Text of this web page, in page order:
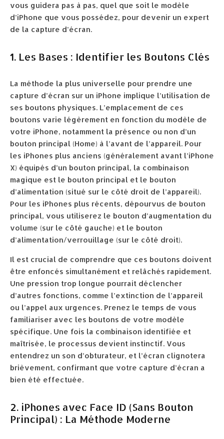
vous guidera pas à pas, quel que soit le modèle
d’iPhone que vous possédez, pour devenir un expert
de la capture d’écran.
1. Les Bases : Identifier les Boutons Clés
La méthode la plus universelle pour prendre une
capture d’écran sur un iPhone implique l’utilisation de
ses boutons physiques. L’emplacement de ces
boutons varie légèrement en fonction du modèle de
votre iPhone, notamment la présence ou non d’un
bouton principal (Home) à l’avant de l’appareil. Pour
les iPhones plus anciens (généralement avant l’iPhone
X) équipés d’un bouton principal, la combinaison
magique est le bouton principal et le bouton
d’alimentation (situé sur le côté droit de l’appareil).
Pour les iPhones plus récents, dépourvus de bouton
principal, vous utiliserez le bouton d’augmentation du
volume (sur le côté gauche) et le bouton
d’alimentation/verrouillage (sur le côté droit).
Il est crucial de comprendre que ces boutons doivent
être enfoncés simultanément et relâchés rapidement.
Une pression trop longue pourrait déclencher
d’autres fonctions, comme l’extinction de l’appareil
ou l’appel aux urgences. Prenez le temps de vous
familiariser avec les boutons de votre modèle
spécifique. Une fois la combinaison identifiée et
maîtrisée, le processus devient instinctif. Vous
entendrez un son d’obturateur, et l’écran clignotera
brièvement, confirmant que votre capture d’écran a
bien été effectuée.
2. iPhones avec Face ID (Sans Bouton
Principal) : La Méthode Moderne